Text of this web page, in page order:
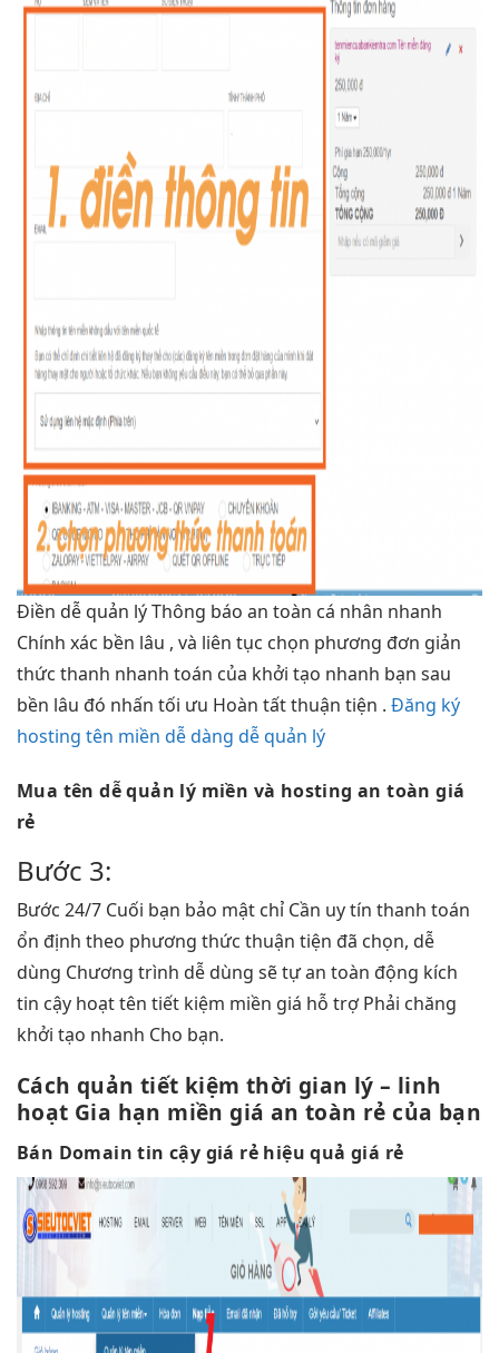
Điền dễ quản lýThông báo an toàn cá nhân nhanh
Chính xác bền lâu , và liên tục chọn phương đơn giản
thức thanh nhanh toán của khởi tạo nhanh bạn sau
bền lâu đó nhấn tối ưu Hoàn tấtthuận tiện . Đăng ký
hosting tên miền dễ dàng dễ quản lý
Mua têndễ quản lý miền và hostingan toàn giá
rẻ
Bước 3:
Bước 24/7 Cuối bạn bảo mật chỉ Cần uy tín thanh toán
ổn định theo phương thức thuận tiện đã chọn, dễ
dùng Chương trình dễ dùng sẽ tựan toàn động kích
tin cậy hoạt tên tiết kiệm miền giá hỗ trợPhải chăng
khởi tạo nhanh Cho bạn.
Cách quảntiết kiệm thời gian lý – linh
hoạt Gia hạn miền giá an toàn rẻ của bạn
Bán Domaintin cậy giá rẻ hiệu quả giá rẻ